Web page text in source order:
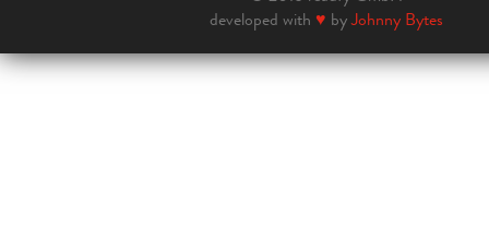
developed with ♥ byJohnny Bytes